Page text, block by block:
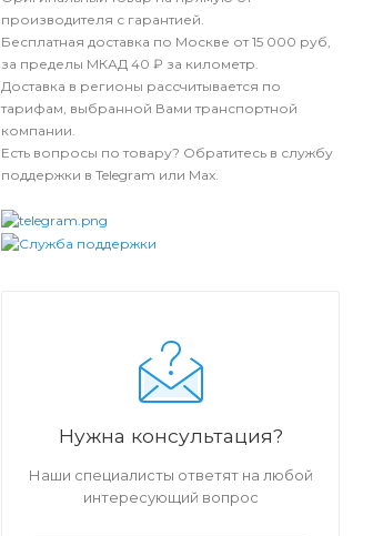
производителя с гарантией.
Бесплатная доставка по Москве от 15 000 руб,
за пределы МКАД 40 ₽ за километр.
Доставка в регионы рассчитывается по
тарифам, выбранной Вами транспортной
компании.
Есть вопросы по товару? Обратитесь в службу
поддержки в Telegram или Max.
Нужна консультация?
Наши специалисты ответят на любой
интересующий вопрос